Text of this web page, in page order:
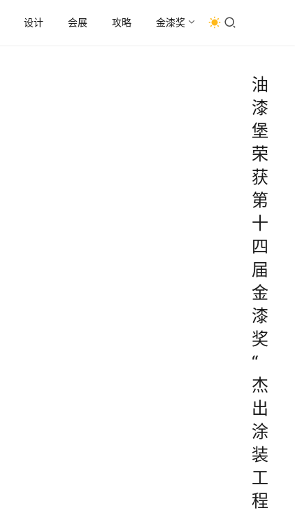
设计 会展 攻略 金漆奖
油
漆
堡
荣
获
第
十
四
届
金
漆
奖
“
杰
出
涂
装
工
程